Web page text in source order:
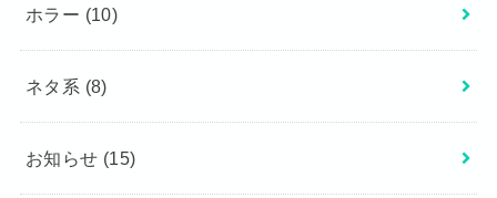
ホラー (10)
ネタ系 (8)
お知らせ (15)